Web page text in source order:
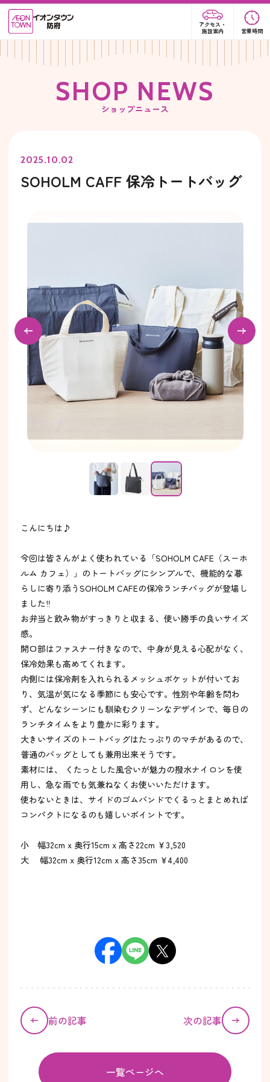
アクセス・
施設案内
営業時間
SHOP NEWS
ショップニュース
2025.10.02
SOHOLM CAFF 保冷トートバッグ
こんにちは♪
今回は皆さんがよく使われている「SOHOLM CAFE（スーホ
ルム カフェ）」のトートバッグにシンプルで、機能的な暮
らしに寄り添うSOHOLM CAFEの保冷ランチバッグが登場し
ました‼︎
お弁当と飲み物がすっきりと収まる、使い勝手の良いサイズ
感。
開口部はファスナー付きなので、中身が見える心配がなく、
保冷効果も高めてくれます。
内側には保冷剤を入れられるメッシュポケットが付いてお
り、気温が気になる季節にも安心です。性別や年齢を問わ
ず、どんなシーンにも馴染むクリーンなデザインで、毎日の
ランチタイムをより豊かに彩ります。
大きいサイズのトートバッグはたっぷりのマチがあるので、
普通のバッグとしても兼用出来そうです。
素材には、 くたっとした風合いが魅力の撥水ナイロンを使
用し、急な雨でも気兼ねなくお使いいただけます。
使わないときは、サイドのゴムバンドでくるっとまとめれば
コンパクトになるのも嬉しいポイントです。
小 幅32cm x 奥行15cm x 高さ22cm ￥3,520
大 幅32cm x 奥行12cm x 高さ35cm ￥4,400
前の記事 次の記事
一覧ページへ